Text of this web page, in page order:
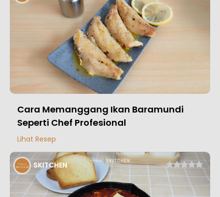
Cara Memanggang Ikan Baramundi
Seperti Chef Profesional
Lihat Resep
SKITCHEN